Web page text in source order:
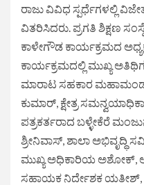
ರಾಜು ವಿವಿಧ ಸ್ಪರ್ಧೆಗಳಲ್ಲಿ
ವಿತರಿಸಿದರು. ಪ್ರಗತಿ ಶಿಕ್ಷಣ
ಕಾಳೇಗೌಡ ಕಾರ್ಯಕ್ರಮದ
ಕಾರ್ಯಕ್ರಮದಲ್ಲಿ ಮುಖ್ಯ
ಮಾರಾಟ ಸಹಕಾರ
ಕುಮಾರ್, ಕ್ಷೇತ್ರ
ಪತ್ರಕರ್ತರಾದ ಬಳ್ಳೇಕೆರೆ
ಶ್ರೀನಿವಾಸ್, ಶಾಲಾ ಅಭಿವೃದ್ಧಿ
ಮುಖ್ಯ ಅಧಿಕಾರಿಯ
ಸಹಾಯಕ ನಿರ್ದೇಶಕ ಯತೀಶ್,